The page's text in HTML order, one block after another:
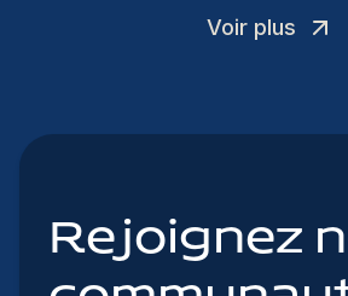
Voir plus
Rejoignez